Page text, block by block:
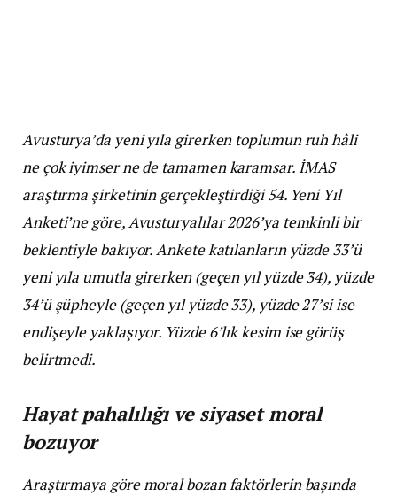
Avusturya’da yeni yıla girerken toplumun ruh hâli
ne çok iyimser ne de tamamen karamsar. İMAS
araştırma şirketinin gerçekleştirdiği 54. Yeni Yıl
Anketi’ne göre, Avusturyalılar 2026’ya temkinli bir
beklentiyle bakıyor. Ankete katılanların yüzde 33’ü
yeni yıla umutla girerken (geçen yıl yüzde 34), yüzde
34’ü şüpheyle (geçen yıl yüzde 33), yüzde 27’si ise
endişeyle yaklaşıyor. Yüzde 6’lık kesim ise görüş
belirtmedi.
Hayat pahalılığı ve siyaset moral
bozuyor
Araştırmaya göre moral bozan faktörlerin başında